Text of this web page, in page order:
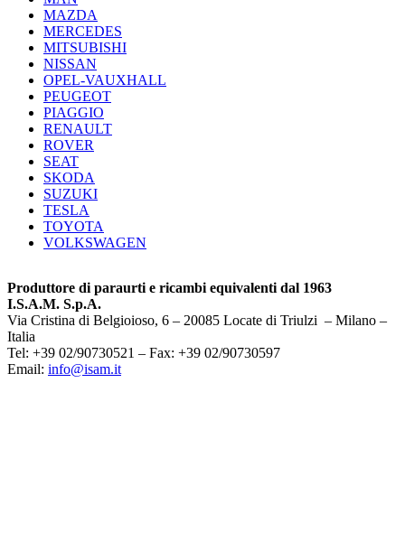
MAZDA
MERCEDES
MITSUBISHI
NISSAN
OPEL-VAUXHALL
PEUGEOT
PIAGGIO
RENAULT
ROVER
SEAT
SKODA
SUZUKI
TESLA
TOYOTA
VOLKSWAGEN
Produttore di paraurti e ricambi equivalenti dal 1963
I.S.A.M. S.p.A.
Via Cristina di Belgioioso, 6 – 20085 Locate di Triulzi – Milano –
Italia
Tel: +39 02/90730521 – Fax: +39 02/90730597
Email: info@isam.it